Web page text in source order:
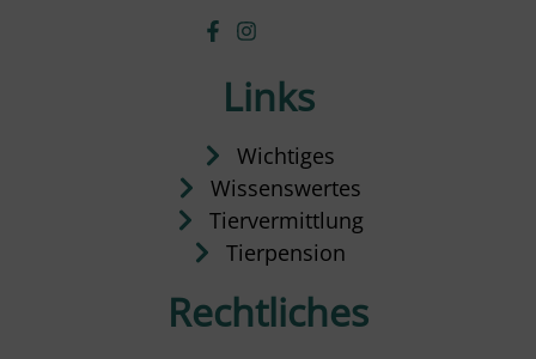
Links
Wichtiges
Wissenswertes
Tiervermittlung
Tierpension
Rechtliches